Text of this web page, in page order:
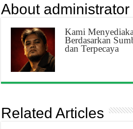
About administrator
Kami
Berdasarkan
dan Terpecaya
Related Articles